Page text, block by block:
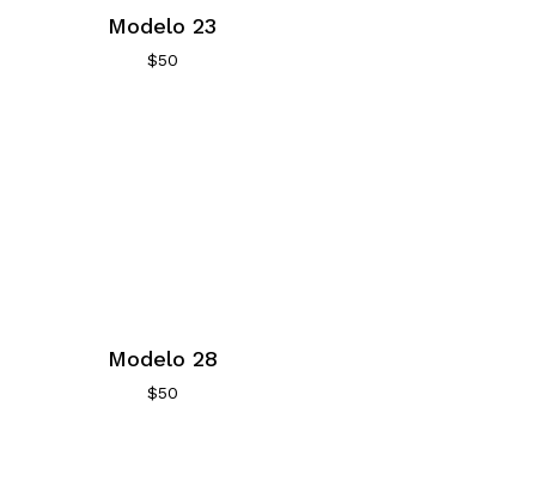
Modelo 23
$50
Modelo 28
$50